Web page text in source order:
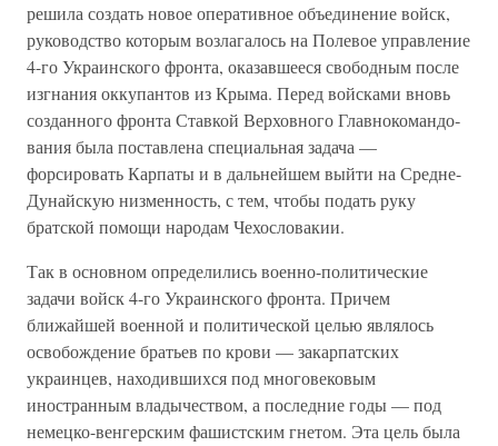
решила создать новое оперативное объединение войск,
руководство которым возлагалось на Полевое управление
4-го Украинского фронта, оказав­шееся свободным после
изгнания оккупантов из Крыма. Перед вой­сками вновь
созданного фронта Ставкой Верховного Главнокомандо­
вания была поставлена специальная задача —
форсировать Карпаты и в дальнейшем выйти на Средне-
Дунайскую низменность, с тем, что­бы подать руку
братской помощи народам Чехословакии.
Так в основном определились военно-политические
задачи войск 4-го Украинского фронта. Причем
ближайшей военной и полити­ческой целью являлось
освобождение братьев по крови — закарпат­ских
украинцев, находившихся под многовековым
иностранным владычеством, а последние годы — под
немецко-венгерским фашистским гнетом. Эта цель была